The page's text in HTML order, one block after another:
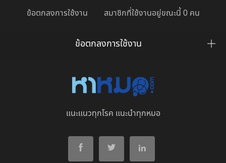
ข้อตกลงการใช้งาน สมาชิกที่ใช้งานอยู่ขณะนี้ 0 คน
ข้อตกลงการใช้งาน
แนะแนวทุกโรค แนะนำทุกหมอ